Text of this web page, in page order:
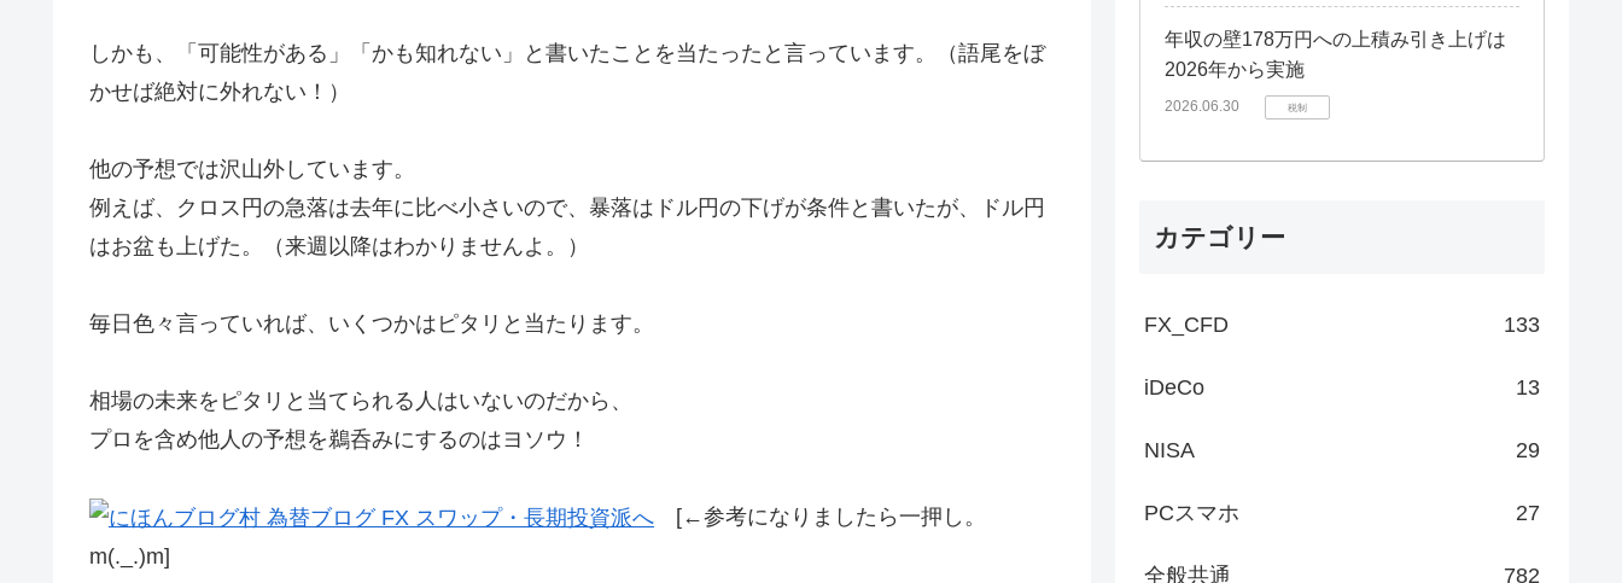
しかも、「可能性がある」「かも知れない」と書いたことを当たったと言っています。（語尾をぼ
かせば絶対に外れない！）
他の予想では沢山外しています。
例えば、クロス円の急落は去年に比べ小さいので、暴落はドル円の下げが条件と書いたが、ドル円
はお盆も上げた。（来週以降はわかりませんよ。）
毎日色々言っていれば、いくつかはピタリと当たります。
相場の未来をピタリと当てられる人はいないのだから、
プロを含め他人の予想を鵜呑みにするのはヨソウ！
[←参考になりましたら一押し。
m(._.)m]
年収の壁178万円への上積み引き上げは
2026年から実施
2026.06.30 税制
カテゴリー
FX_CFD 133
iDeCo 13
NISA 29
PCスマホ 27
全般共通 782